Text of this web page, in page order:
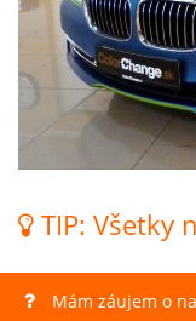
TIP: Všetky
Mám záujem o